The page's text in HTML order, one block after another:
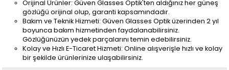
Orijinal Ürünler: Güven Glasses Optik'ten aldığınız her güneş
gözlüğü orijinal olup, garanti kapsamındadır.
Bakım ve Teknik Hizmeti: Güven Glasses Optik üzerinden 2 yıl
boyunca bakım hizmetinden faydalanabilirsiniz.
Gözlüğünüzün yedek parçalarını temin edebilirsiniz.
Kolay ve Hızlı E-Ticaret Hizmeti: Online alışverişle hızlı ve kolay
bir şekilde ürünlerinize ulaşabilirsiniz.